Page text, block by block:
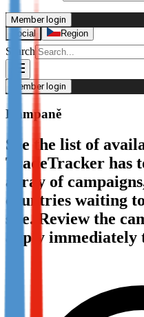
I’m Advertiser
Login
Not already our Advertiser?
I’m Publisher
Login
Not already our Publisher?
Sign up here
Member login
Social
Region
Search
Member login
Kampaně
See the list of
TradeTracker has
array of
countries waiting
site. Review the
apply immediately